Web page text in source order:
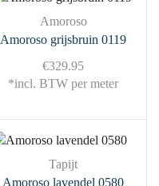
Amoroso
Amoroso grijsbruin 0119
€329.95
*incl. BTW per meter
Tapijt
Amoroso lavendel 0580